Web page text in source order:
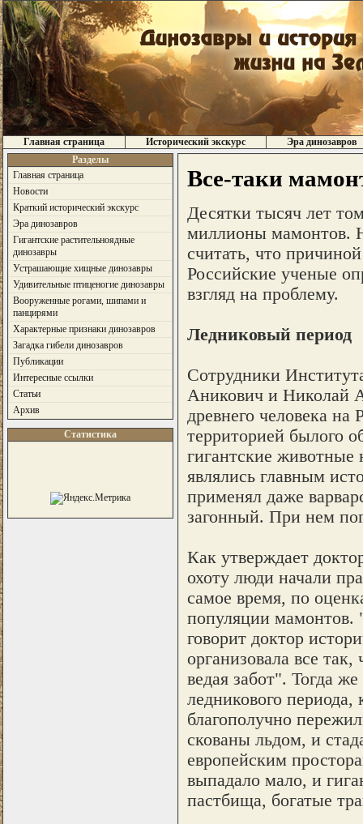
Главная страница Исторический экскурс
Эра динозавров
Разделы
Главная страница
Новости
Краткий исторический экскурс
Эра динозавров
Гигантские растительноядные
динозавры
Устрашающие хищные динозавры
Удивительные птиценогие динозавры
Вооруженные рогами, шипами и
панцирями
Характерные признаки динозавров
Загадка гибели динозавров
Публикации
Интересные ссылки
Статьи
Архив
Статистика
Все-таки
Десятки тысяч лет
миллионы мамонтов.
считать, что
Российские ученые
взгляд на проблему.
Ледниковый период
Сотрудники
Аникович и Николай
древнего человека на
территорией былого
гигантские животные
являлись главным
применял даже
загонный. При нем
Как утверждает
охоту люди начали
самое время, по
популяции мамонтов.
говорит доктор
организовала все
ведая забот". Тогда
ледникового
благополучно
скованы льдом, и
европейским
выпадало мало, и
пастбища, богатые